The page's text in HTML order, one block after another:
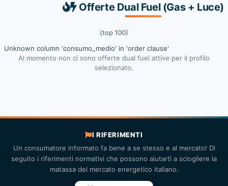
Offerte Dual Fuel (Gas + Luce)
(top 100)
Unknown column 'consumo_medio' in 'order clause'
Al momento non ci sono offerte dual fuel attive per il profilo
selezionato.
I RIFERIMENTI
Un consumatore informato fa bene a se stesso e al mercato! Di
seguito i riferimenti normativi che possono aiutarti a sciogliere la
matassa del mercato energetico italiano.